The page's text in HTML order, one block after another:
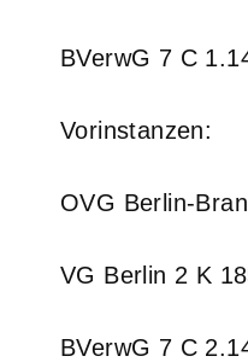
BVerwG 7 C
Vorinstanzen:
OVG Berlin-
VG Berlin 2 K
BVerwG 7 C